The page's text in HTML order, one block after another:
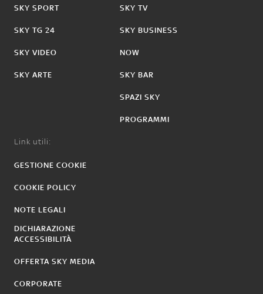
SKY SPORT
SKY TG 24
SKY VIDEO
SKY ARTE
SKY TV
SKY BUSINESS
NOW
SKY BAR
SPAZI SKY
PROGRAMMI
Link utili:
GESTIONE COOKIE
COOKIE POLICY
NOTE LEGALI
DICHIARAZIONE
ACCESSIBILITÀ
OFFERTA SKY MEDIA
CORPORATE